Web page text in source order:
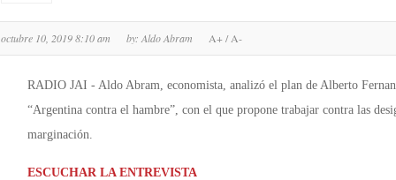
octubre 10, 2019 8:10 am by: Aldo Abram A+/A-
RADIO JAI - Aldo Abram, economista, analizó el plan de Alberto
“Argentina contra el hambre”, con el que propone trabajar contra las
marginación.
ESCUCHAR LA ENTREVISTA